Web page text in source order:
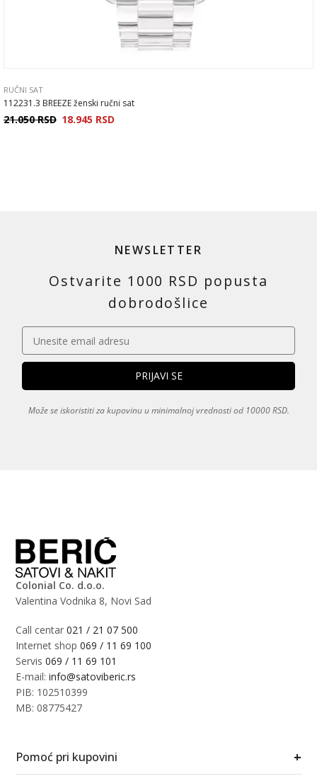
RUČNI SAT
112231.3 BREEZE ženski ručni sat
21.050RSD 18.945 RSD
NEWSLETTER
Ostvarite 1000 RSD popusta
dobrodošlice
Može se iskoristiti za kupovinu u minimalnoj vrednosti od 10000 RSD.
Colonial Co. d.o.o.
Valentina Vodnika 8, Novi Sad
Call centar021 / 21 07 500
Internet shop069 / 11 69 100
Servis069 / 11 69 101
E-mail:info@satoviberic.rs
PIB: 102510399
MB: 08775427
Pomoć pri kupovini +